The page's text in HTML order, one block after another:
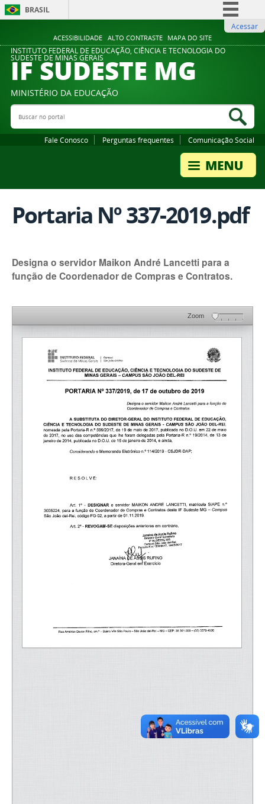
ACESSIBILIDADE ALTO CONTRASTE MAPA DO SITE
BRASIL
Comunica BR
Participe
Legislação
Acessar
INSTITUTO FEDERAL DE EDUCAÇÃO, CIÊNCIA E TECNOLOGIA DO
SUDESTE DE MINAS GERAIS
IF SUDESTE MG
MINISTÉRIO DA EDUCAÇÃO
Buscar no portal
Fale Conosco Perguntas frequentes Comunicação Social
Portaria Nº 337-2019.pdf
Designa o servidor Maikon André Lancetti para a
função de Coordenador de Compras e Contratos.
Zoom